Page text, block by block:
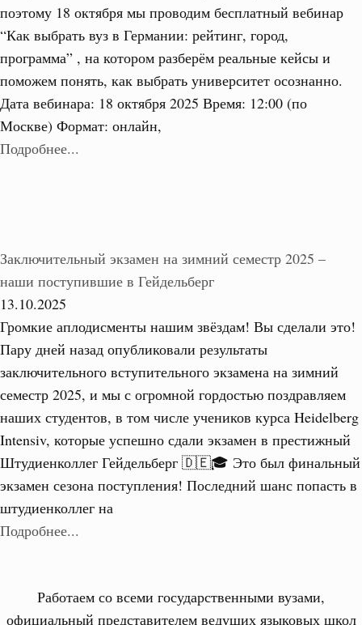
поэтому 18 октября мы проводим бесплатный вебинар
“Как выбрать вуз в Германии: рейтинг, город,
программа” , на котором разберём реальные кейсы и
поможем понять, как выбрать университет осознанно.
Дата вебинара: 18 октября 2025 Время: 12:00 (по
Москве) Формат: онлайн,
Подробнее...
Заключительный экзамен на зимний семестр 2025 –
наши поступившие в Гейдельберг
13.10.2025
Громкие аплодисменты нашим звёздам! Вы сделали это!
Пару дней назад опубликовали результаты
заключительного вступительного экзамена на зимний
семестр 2025, и мы с огромной гордостью поздравляем
наших студентов, в том числе учеников курса Heidelberg
Intensiv, которые успешно сдали экзамен в престижный
Штудиенколлег Гейдельберг 🇩🇪🎓 Это был финальный
экзамен сезона поступления! Последний шанс попасть в
штудиенколлег на
Подробнее...
Работаем со всеми государственными вузами,
официальный представителем ведущих языковых школ